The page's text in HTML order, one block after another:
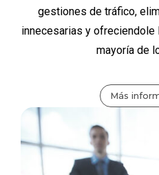
gestiones de tráfico,
innecesarias y
mayoría de
Más